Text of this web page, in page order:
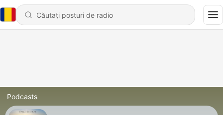
Podcasts